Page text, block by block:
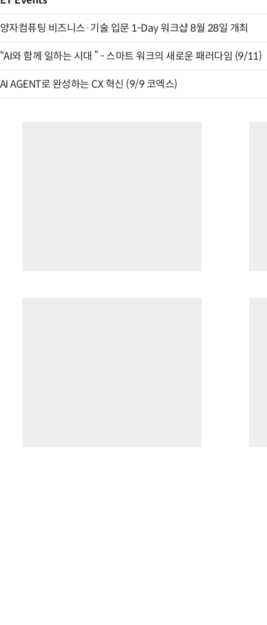
양자컴퓨팅 비즈니스·기술 입문 1-Day 워크샵 8월 28일 개최
“AI와 함께 일하는 시대 ” - 스마트 워크의 새로운 패러다임 (9/11)
AI AGENT로 완성하는 CX 혁신 (9/9 코엑스)